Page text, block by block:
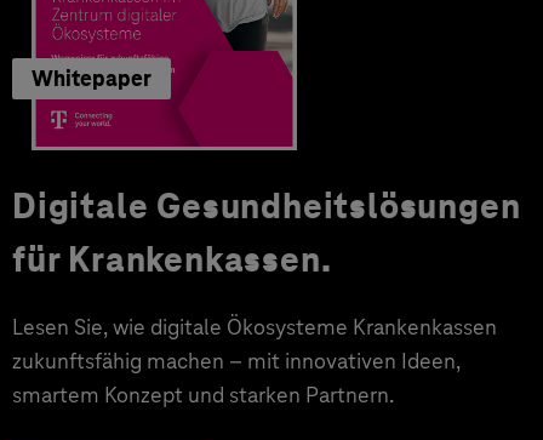
Whitepaper
Digitale Gesundheitslösungen
für Krankenkassen.
Lesen Sie, wie digitale Ökosysteme Krankenkassen
zukunftsfähig machen – mit innovativen Ideen,
smartem Konzept und starken Partnern.